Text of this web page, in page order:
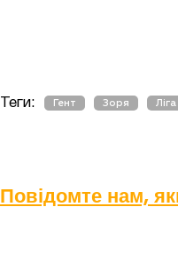
Теги: Гент Зоря
Повідомте нам,